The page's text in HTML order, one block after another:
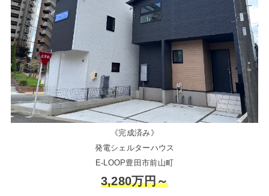
《完成済み》
発電シェルターハウス
E-LOOP豊田市前山町
3,280万円～